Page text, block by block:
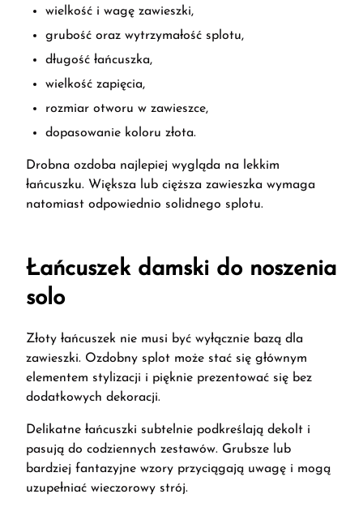
wielkość i wagę zawieszki,
grubość oraz wytrzymałość splotu,
długość łańcuszka,
wielkość zapięcia,
rozmiar otworu w zawieszce,
dopasowanie koloru złota.
Drobna ozdoba najlepiej wygląda na lekkim
łańcuszku. Większa lub cięższa zawieszka wymaga
natomiast odpowiednio solidnego splotu.
Łańcuszek damski do noszenia
solo
Złoty łańcuszek nie musi być wyłącznie bazą dla
zawieszki. Ozdobny splot może stać się głównym
elementem stylizacji i pięknie prezentować się bez
dodatkowych dekoracji.
Delikatne łańcuszki subtelnie podkreślają dekolt i
pasują do codziennych zestawów. Grubsze lub
bardziej fantazyjne wzory przyciągają uwagę i mogą
uzupełniać wieczorowy strój.